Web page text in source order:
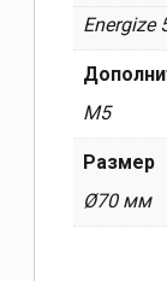
Energize
М5
Размер
Ø70 мм